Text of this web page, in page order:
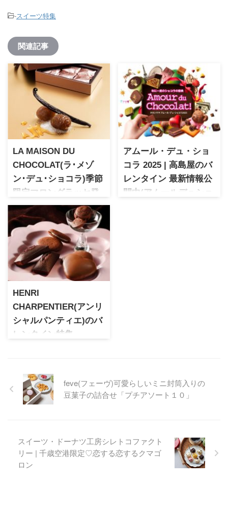
-スイーツ特集
関連記事
LA MAISON DU
CHOCOLAT(ラ･メゾ
ン･デュ･ショコラ)季節
限定マロングラッセ発
売開始
この時期にだけ特別限定品と
して登場するフランスの高級
ショコラティエ「ラ・メゾ
ン・デュ・ショコラ」のマロ
ングラッセ。高級感あるパッ
ケージにトリノ産の栗を使用
販売開始です。
アムール・デュ・ショ
コラ 2025 | 高島屋のバ
レンタイン 最新情報公
開中(アムールデュショ
HENRI
CHARPENTIER(アンリ
シャルパンティエ)のバ
レンタイン特集
介。バレンタイン限定商品
と、期間限定送料無料キャン
ペーンを実施中！
feve(フェーヴ)可愛らしいミニ封筒入りの
豆菓子の詰合せ「プチアソート１０」
スイーツ・ドーナツ工房シレトコファクト
リー | 千歳空港限定♡恋する恋するクマゴ
ロン